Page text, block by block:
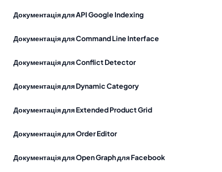
Документація для API Google Indexing
Документація для Command Line Interface
Документація для Conflict Detector
Документація для Dynamic Category
Документація для Extended Product Grid
Документація для Order Editor
Документація для Open Graph для Facebook